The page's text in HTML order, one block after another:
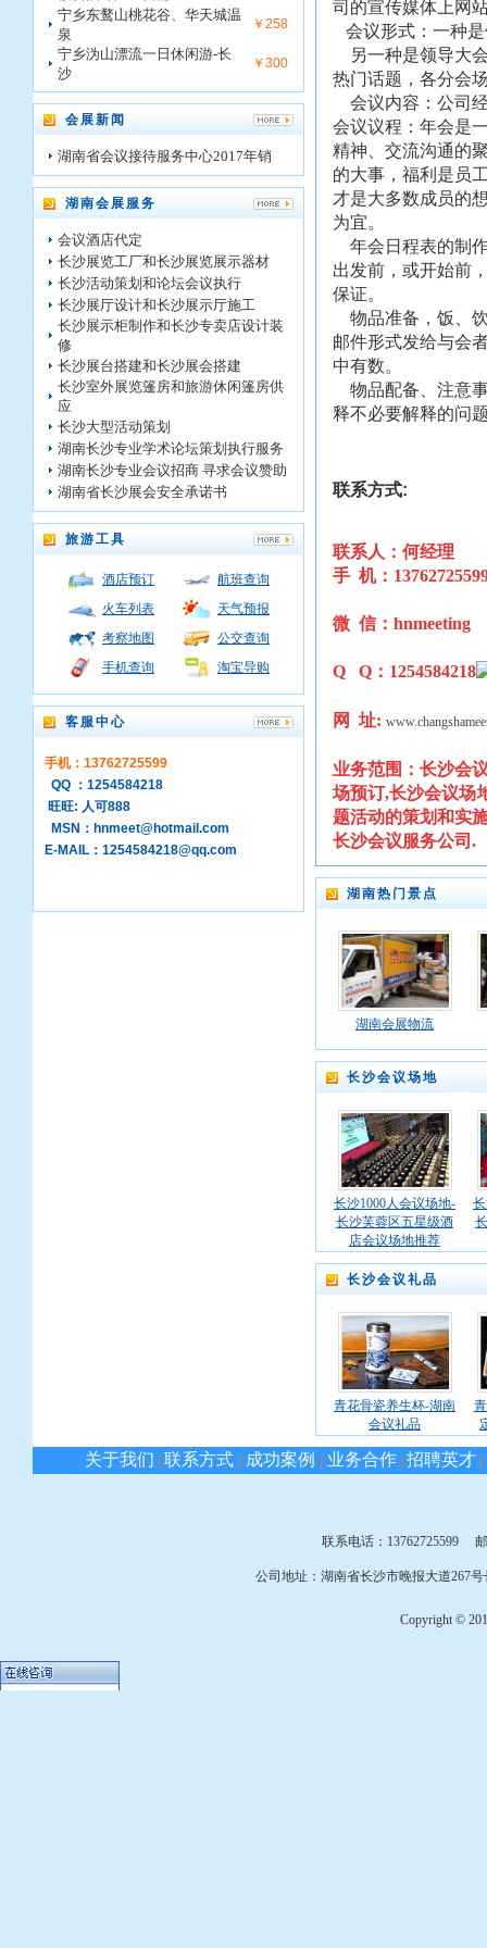
宁乡东鹜山桃花谷、华天城温
泉
￥258
宁乡沩山漂流一日休闲游-长
沙
￥300
会展新闻
湖南省会议接待服务中心2017年销
湖南会展服务
会议酒店代定
长沙展览工厂和长沙展览展示器材
长沙活动策划和论坛会议执行
长沙展厅设计和长沙展示厅施工
长沙展示柜制作和长沙专卖店设计装
修
长沙展台搭建和长沙展会搭建
长沙室外展览篷房和旅游休闲篷房供
应
长沙大型活动策划
湖南长沙专业学术论坛策划执行服务
湖南长沙专业会议招商 寻求会议赞助
湖南省长沙展会安全承诺书
旅游工具
酒店预订
航班查询
火车列表
天气预报
考察地图
公交查询
手机查询
淘宝导购
客服中心
手机：13762725599
QQ ：1254584218
旺旺: 人可888
MSN：hnmeet@hotmail.com
E-MAIL：1254584218@qq.com
司的宣传媒体上网
会议形式：一种
另一种是领导大
热门话题，各分会
会议内容：公司
会议议程：年会是
精神、交流沟通的
的大事，福利是员
才是大多数成员的
为宜。
年会日程表的制
出发前，或开始前
保证。
物品准备，饭、
邮件形式发给与会
中有数。
物品配备、注意
释不必要解释的问
联系方式:
联系人：何经理
手 机：
微 信：hnmeeting
Q Q：1254584218
网 址:
业务范围： 长沙会
场预订,长沙会议场
题活动的策划和实
长沙会议服务公司.
湖南热门景点
湖南会展物流
长沙会议场地
长沙1000人会议场地-
长沙芙蓉区五星级酒
店会议场地推荐
长沙会议礼品
青花骨瓷养生杯-湖南
会议礼品
关于我们 | 联系方式 | 成功案例 | 业务合作 | 招聘英才 |
联系电话：13762725599
公司地址：湖南省长沙市晚报大道267
Copyright ©